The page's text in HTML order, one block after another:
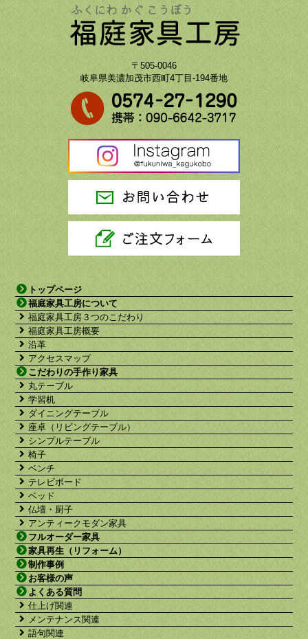
〒505-0046
岐阜県美濃加茂市西町4丁目-194番地
トップページ
福庭家具工房について
福庭家具工房３つのこだわり
福庭家具工房概要
沿革
アクセスマップ
こだわりの手作り家具
丸テーブル
学習机
ダイニングテーブル
座卓（リビングテーブル）
シンプルテーブル
椅子
ベンチ
テレビボード
ベッド
仏壇・厨子
アンティークモダン家具
フルオーダー家具
家具再生（リフォーム）
制作事例
お客様の声
よくある質問
仕上げ関連
メンテナンス関連
語句関連